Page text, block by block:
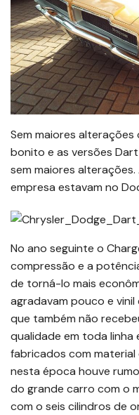
Sem maiores
bonito e as versões
sem maiores
empresa estavam no
No ano seguinte o
compressão e a
de torná-lo mais
agradavam pouco e
que também não
qualidade em toda
fabricados com material
nesta época houve
do grande carro com o
com o seis cilindros de